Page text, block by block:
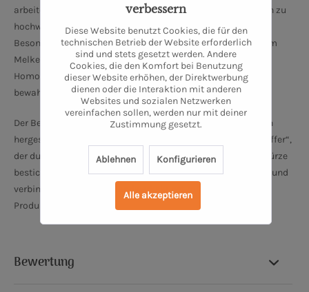
arbeiten. Die Molkerei verarbeitet die eigene Bio-Weidemilch zu
hochwertigen Produkten wie Quark, Joghurt und Käse.
Besonders hervorzuheben ist, dass die Milch direkt nach dem
Melken weiterverarbeitet wird, ohne Pasteurisierung oder
Homogenisierung, um einen natürlichen Geschmack zu
bewahren.
Der Betrieb bietet unter anderem verschiedene handwerklich
hergestellte Käseprodukte, darunter den „DEMETER Brie Pfeffer“,
der durch die Kombination von cremigem Brie und Pfefferwürze
besticht. Bauer Freigeist setzt auf Qualität und Regionalität und
verbindet traditionelle Handwerkskunst mit innovativen
Produkten.
Bewertung
verbessern
Diese Website benutzt Cookies, die für den
technischen Betrieb der Website erforderlich
sind und stets gesetzt werden. Andere
Cookies, die den Komfort bei Benutzung
dieser Website erhöhen, der Direktwerbung
dienen oder die Interaktion mit anderen
Websites und sozialen Netzwerken
vereinfachen sollen, werden nur mit deiner
Zustimmung gesetzt.
Ablehnen Konfigurieren
Alle akzeptieren